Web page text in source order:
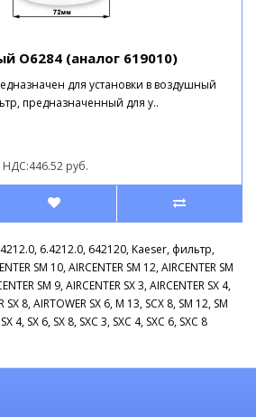
O6284 (аналог 619010)
для установки в воздушный
предназначенный для у..
НДС:446.52 руб.
, 6.4212.0, 642120,Kaeser, фильтр,
SM 10,AIRCENTER SM 12,AIRCENTER SM
SM 9,AIRCENTER SX 3,AIRCENTER SX 4,
SX 8,AIRTOWER SX 6,M 13, SCX 8, SM 12, SM
SX 4, SX 6, SX 8, SXC 3, SXC 4, SXC 6, SXC 8